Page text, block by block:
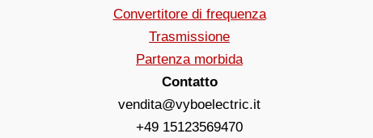
Convertitore di frequenza
Trasmissione
Partenza morbida
Contatto
vendita@vyboelectric.it
+49 15123569470